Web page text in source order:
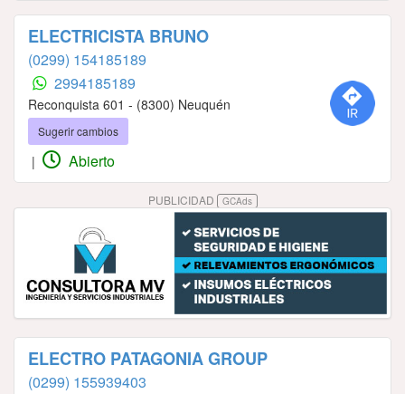
ELECTRICISTA BRUNO
(0299) 154185189
2994185189
Reconquista 601 - (8300) Neuquén
Sugerir cambios
| Abierto
PUBLICIDAD GCAds
ELECTRO PATAGONIA GROUP
(0299) 155939403